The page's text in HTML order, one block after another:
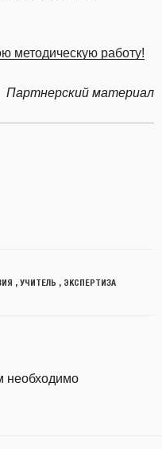
методическую работу!
Партнерский материал
УЧИТЕЛЬ ЭКСПЕРТИЗА
необходимо